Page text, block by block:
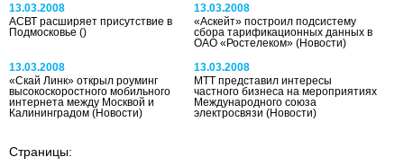
13.03.2008
АСВТ расширяет присутствие в
Подмосковье ()
13.03.2008
«Аскейт» построил подсистему
сбора тарификационных данных в
ОАО «Ростелеком»(Новости)
13.03.2008
«Скай Линк» открыл роуминг
высокоскоростного мобильного
интернета между Москвой и
Калининградом (Новости)
13.03.2008
МТТ представил интересы
частного бизнеса на мероприятиях
Международного союза
электросвязи(Новости)
Страницы: